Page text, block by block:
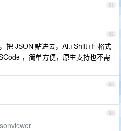
81
82
把 JSON 贴进去，Alt+Shift+F 格式
，简单方便，原生支持也不需
83
84